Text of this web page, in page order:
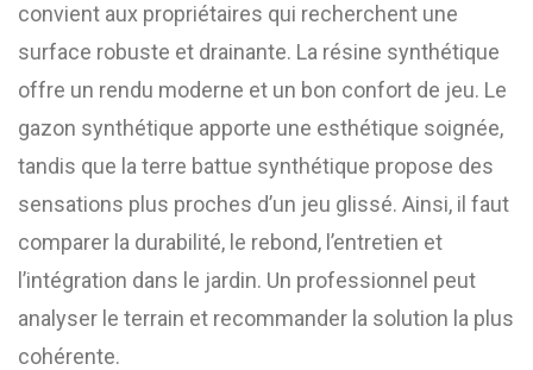
convient aux propriétaires qui recherchent une
surface robuste et drainante. La résine synthétique
offre un rendu moderne et un bon confort de jeu. Le
gazon synthétique apporte une esthétique soignée,
tandis que la terre battue synthétique propose des
sensations plus proches d’un jeu glissé. Ainsi, il faut
comparer la durabilité, le rebond, l’entretien et
l’intégration dans le jardin. Un professionnel peut
analyser le terrain et recommander la solution la plus
cohérente.